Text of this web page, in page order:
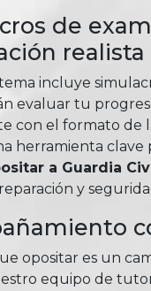
de
realista
incluye
evaluar tu
con el formato de
herramienta clave
a Guardia
y
opositar es un
equipo de